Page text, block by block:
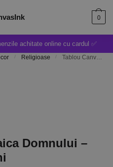
0
achitate online cu cardul ✅
/ Religioase / Tablou Canvas Maica Domnului – Diferite dimensiuni
Domnului –